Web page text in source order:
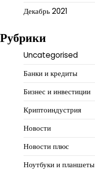
Декабрь 2021
Рубрики
Uncategorised
Банки и кредиты
Бизнес и инвестиции
Криптоиндустрия
Новости
Новости плюс
Ноутбуки и планшеты